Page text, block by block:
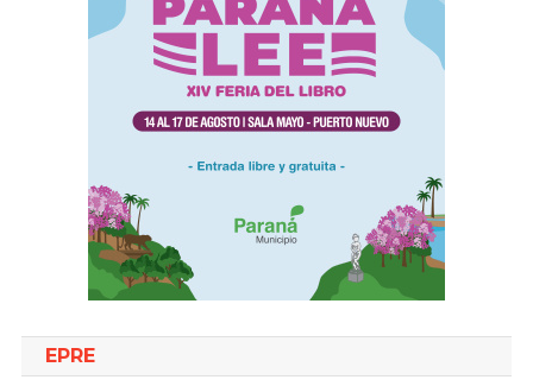
EPRE